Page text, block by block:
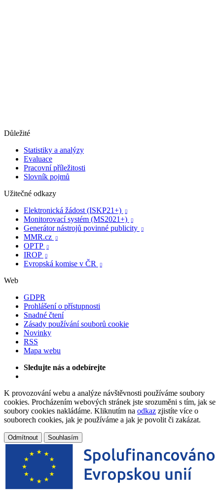
Důležité
Statistiky a analýzy
Evaluace
Pracovní příležitosti
Slovník pojmů
Užitečné odkazy
Elektronická žádost (ISKP21+)

Monitorovací systém (MS2021+) 
Generátor nástrojů povinné publicity 
MMR.cz 
OPTP 
IROP 
Evropská komise v ČR 
Web
GDPR
Prohlášení o přístupnosti
Snadné čtení
Zásady používání souborů cookie
Novinky
RSS
Mapa webu
Sledujte nás a odebírejte
K provozování webu a analýze návštěvnosti používáme soubory
cookies. Procházením webových stránek jste srozuměni s tím, jak se
soubory cookies nakládáme. Kliknutím na odkaz zjistíte více o
souborech cookies, jak je používáme a jak je povolit či zakázat.
Odmítnout Souhlasím